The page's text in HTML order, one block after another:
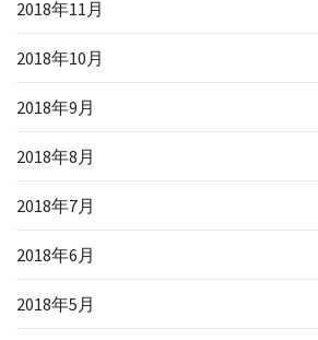
2018年11月
2018年10月
2018年9月
2018年8月
2018年7月
2018年6月
2018年5月